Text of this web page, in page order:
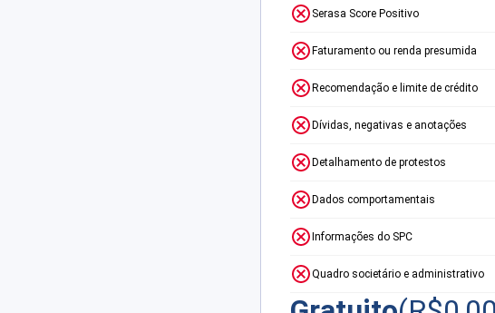
Serasa Score Positivo
Faturamento ou renda presumida
Recomendação e limite de crédito
Dívidas, negativas e anotações
Detalhamento de protestos
Dados comportamentais
Informações do SPC
Quadro societário e administrativo